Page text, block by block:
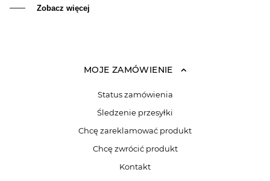
Zobacz więcej
MOJE ZAMÓWIENIE
Status zamówienia
Śledzenie przesyłki
Chcę zareklamować produkt
Chcę zwrócić produkt
Kontakt